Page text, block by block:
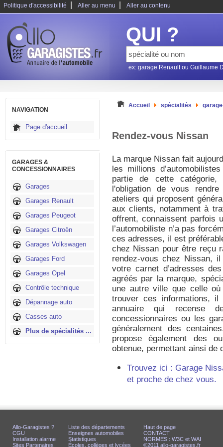
Politique d'accessibilité Aller au menu Aller au contenu
QUI ?
ex: garage Renault ou Guillaume
NAVIGATION
Page d'accueil
GARAGES &
CONCESSIONNAIRES
Garages
Garages Renault
Garages Peugeot
Garages Citroën
Garages Volkswagen
Garages Ford
Garages Opel
Contrôle technique
Dépannage auto
Casses auto
Plus de spécialités ...
Accueil spécialités
Rendez-vous Nissan
La marque Nissan fait
les millions
partie de cette
l'obligation de vous
ateliers qui proposent
aux clients, notamment à
offrent, connaissent parfois
l’automobiliste n’a pas
ces adresses, il est
chez Nissan pour être reçu
rendez-vous chez Nissan,
votre carnet d’adresses
agréés par la marque,
une autre ville que celle
trouver ces informations,
annuaire qui recense
concessionnaires ou les
généralement des
propose également des
obtenue, permettant ainsi de
Trouvez ici : Garage
et proche de chez vous.
Allo-Garagistes ?
CGU
Installation alarme
Sites Partenaires
Liste des départements
Enseignes automobiles
Statistiques
Écoles, collèges et lycées
Haut de page
CONTACT
NORMES : W3C et WAI
©2011 allo-garagistes.fr